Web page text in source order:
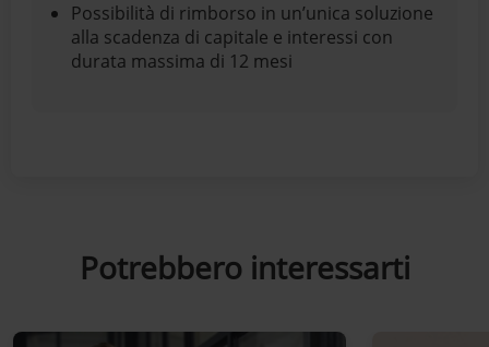
Possibilità di rimborso in un’unica soluzione
alla scadenza di capitale e interessi con
durata massima di 12 mesi
Potrebbero interessarti